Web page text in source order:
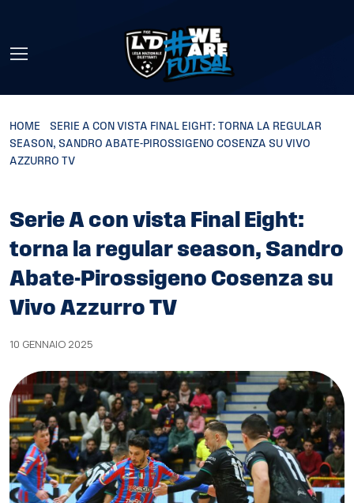
HOME
SERIE A CON VISTA FINAL EIGHT: TORNA LA REGULAR
SEASON, SANDRO ABATE-PIROSSIGENO COSENZA SU VIVO
AZZURRO TV
Serie A con vista Final Eight:
torna la regular season, Sandro
Abate-Pirossigeno Cosenza su
Vivo Azzurro TV
10 GENNAIO 2025